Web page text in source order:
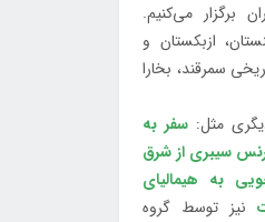
برگزار می‌کنیم.
ازبکستان و
سمرقند، بخارا
مثل:سفر به
سیبری از شرق
به هیمالیای
نیز توسط گروه